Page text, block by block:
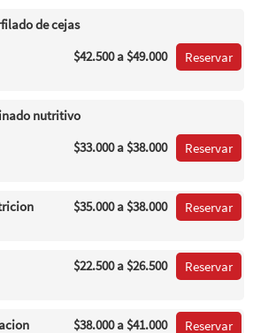
de cejas
$42.500a $49.000 Reservar
nutritivo
$33.000a $38.000 Reservar
$35.000a $38.000 Reservar
$22.500a $26.500 Reservar
$38.000a $41.000 Reservar